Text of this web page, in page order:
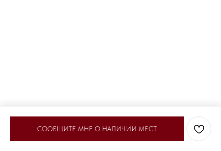
СООБЩИТЕ МНЕ О НАЛИЧИИ МЕСТ